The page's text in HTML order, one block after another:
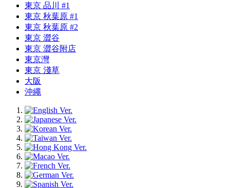
東京 品川 #1
東京 秋葉原 #1
東京 秋葉原 #2
東京 澀谷
東京 澀谷附店
東京灣
東京 淺草
大阪
沖繩